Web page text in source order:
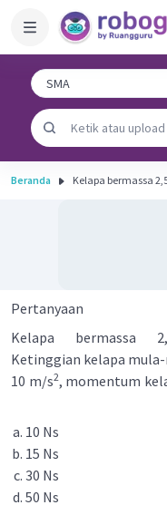
Beranda Kelapa bermassa
Pertanyaan
Kelapa bermassa
Ketinggian kelapa
10 m/s2, momentum
10 Ns
15 Ns
30 Ns
50 Ns